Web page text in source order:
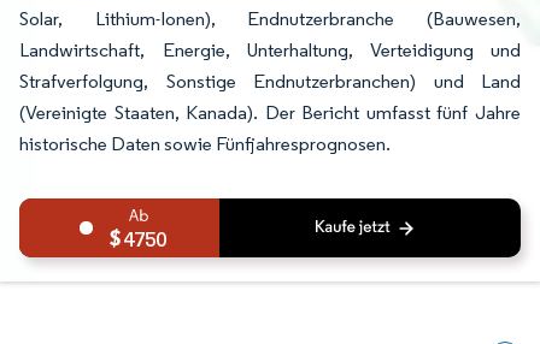
Solar, Lithium-Ionen), Endnutzerbranche (Bauwesen,
Landwirtschaft, Energie, Unterhaltung, Verteidigung und
Strafverfolgung, Sonstige Endnutzerbranchen) und Land
(Vereinigte Staaten, Kanada). Der Bericht umfasst fünf Jahre
historische Daten sowie Fünfjahresprognosen.
4750